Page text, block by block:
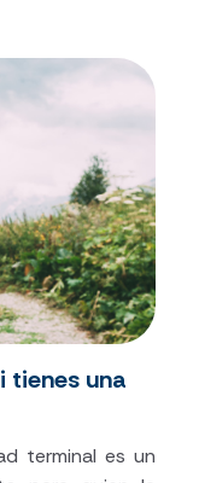
tienes una
terminal es un